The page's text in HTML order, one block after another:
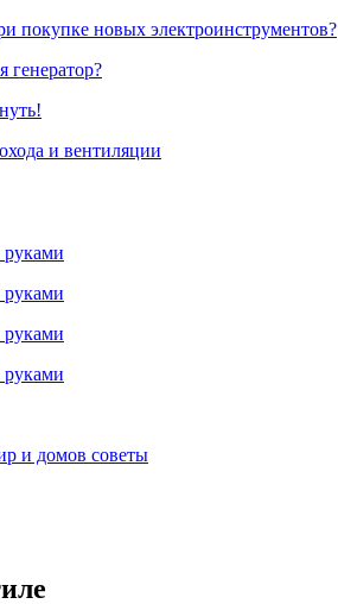
покупке новых электроинструментов?
генератор?
и вентиляции
и домов советы